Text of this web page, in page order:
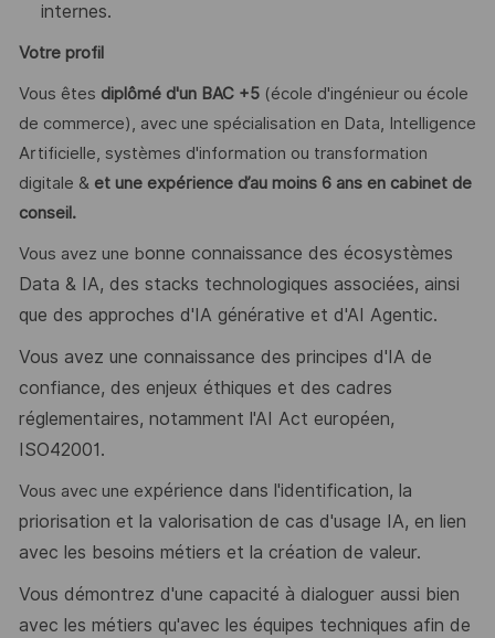
internes.
Votre profil
Vous êtes diplômé d'un BAC +5(école d'ingénieur ou école
de commerce), avec une spécialisation en Data, Intelligence
Artificielle, systèmes d'information ou transformation
digitale & et une expérience d’au moins 6 ans en cabinet de
conseil.
Vous avez une bonne connaissance des écosystèmes
Data & IA, des stacks technologiques associées, ainsi
que des approches d'IA générative et d'AI Agentic.
Vous avez une connaissance des principes d'IA de
confiance, des enjeux éthiques et des cadres
réglementaires, notamment l'AI Act européen,
ISO42001.
​Vous avec une expérience dans l'identification, la
priorisation et la valorisation de cas d'usage IA, en lien
avec les besoins métiers et la création de valeur.
Vous démontrez d'une capacité à dialoguer aussi bien
avec les métiers qu'avec les équipes techniques afin de